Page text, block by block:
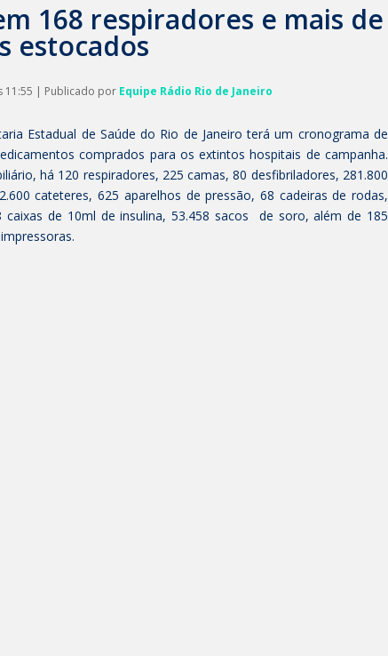
168 respiradores e mais de
estocados
11:55 | Publicado por Equipe Rádio Rio de Janeiro
Estadual de Saúde do Rio de Janeiro terá um cronograma de
comprados para os extintos hospitais de campanha.
há 120 respiradores, 225 camas, 80 desfibriladores, 281.800
cateteres, 625 aparelhos de pressão, 68 cadeiras de rodas,
caixas de 10ml de insulina, 53.458 sacos de soro, além de 185